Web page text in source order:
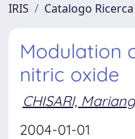
IRIS Catalogo Ricerca
Modulation
nitric oxide
CHISARI,
2004-01-01